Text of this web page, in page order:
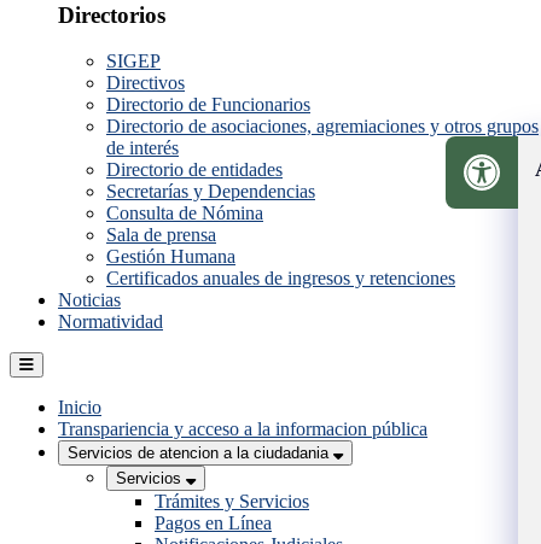
Directorios
SIGEP
Directivos
Directorio de Funcionarios
Directorio de asociaciones, agremiaciones y otros grupos
de interés
Directorio de entidades
Secretarías y Dependencias
Consulta de Nómina
Sala de prensa
Gestión Humana
Certificados anuales de ingresos y retenciones
Noticias
Normatividad
Inicio
Transpariencia y acceso a la informacion pública
Servicios de atencion a la ciudadania
Servicios
Trámites y Servicios
Pagos en Línea